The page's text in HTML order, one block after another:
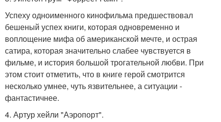
Успеху одноименного кинофильма предшествовал
бешеный успех книги, которая одновременно и
воплощение мифа об американской мечте, и острая
сатира, которая значительно слабее чувствуется в
фильме, и история большой трогательной любви. При
этом стоит отметить, что в книге герой смотрится
несколько умнее, чуть язвительнее, а ситуации -
фантастичнее.
4. Артур хейли "Аэропорт".